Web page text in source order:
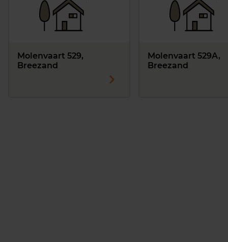
Molenvaart 529,
Breezand
Molenvaart 529A,
Breezand